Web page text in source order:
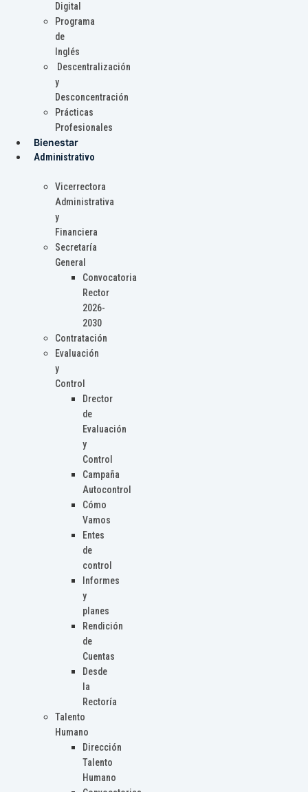
Digital
Programa
de
Inglés
Descentralización
y
Desconcentración
Prácticas
Profesionales
Bienestar
Administrativo
Vicerrectora
Administrativa
y
Financiera
Secretaría
General
Convocatoria
Rector
2026-
2030
Contratación
Evaluación
y
Control
Drector
de
Evaluación
y
Control
Campaña
Autocontrol
Cómo
Vamos
Entes
de
control
Informes
y
planes
Rendición
de
Cuentas
Desde
la
Rectoría
Talento
Humano
Dirección
Talento
Humano